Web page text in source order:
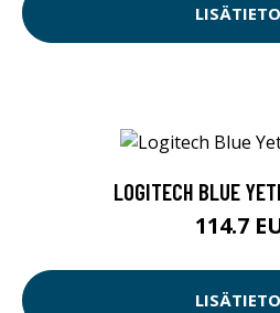
LOGITECH BLUE
114.7